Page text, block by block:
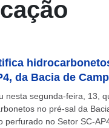
da Bacia de
nesta segunda-feira, 13,
no pré-sal da
perfurado no Setor SC-